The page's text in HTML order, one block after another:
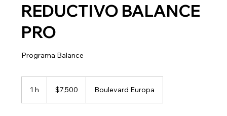
REDUCTIVO BALANCE
PRO
Programa Balance
1 h
pesos
mexicanos
$7,500 Boulevard Europa